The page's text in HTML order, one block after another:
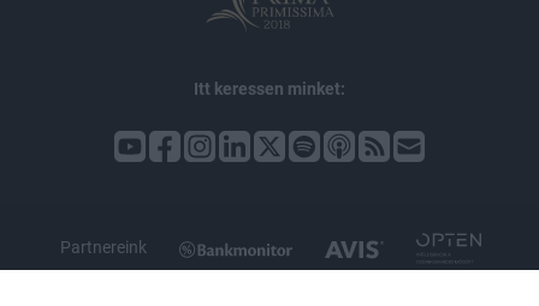
Itt keressen minket:
Partnereink